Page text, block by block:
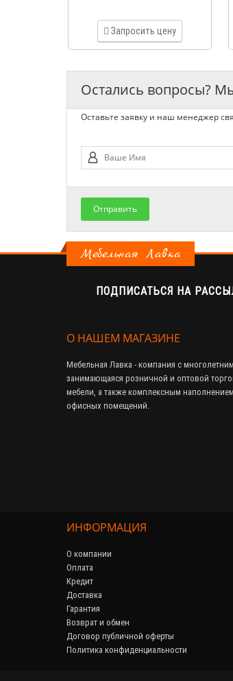
Запросить цену
Остались вопросы?
Оставьте заявку и наш менеджер
Отправить
Мебельная Лавка
ПОДПИСАТЬСЯ НА
О НАШЕМ МАГАЗИНЕ
Мебельная Лавка - компания с
занимающаяся розничной и оптовой
мебели, а также комплексным
офисных помещений.
ИНФОРМАЦИЯ
О компании
Оплата
Кредит
Доставка
Гарантия
Возврат и обмен
Договор публичной оферты
Политика конфиденциальности